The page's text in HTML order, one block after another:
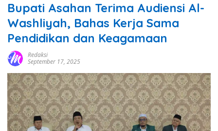
Bupati Asahan Terima Audiensi Al-
Washliyah, Bahas Kerja Sama
Pendidikan dan Keagamaan
Redaksi
September 17, 2025